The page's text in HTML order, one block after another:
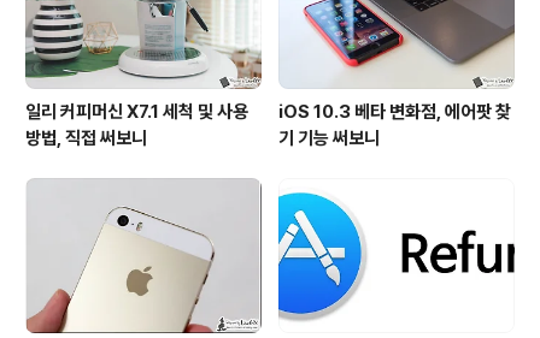
일리 커피머신 X7.1 세척 및 사용
방법, 직접 써보니
iOS 10.3 베타 변화점, 에어팟 찾
기 기능 써보니